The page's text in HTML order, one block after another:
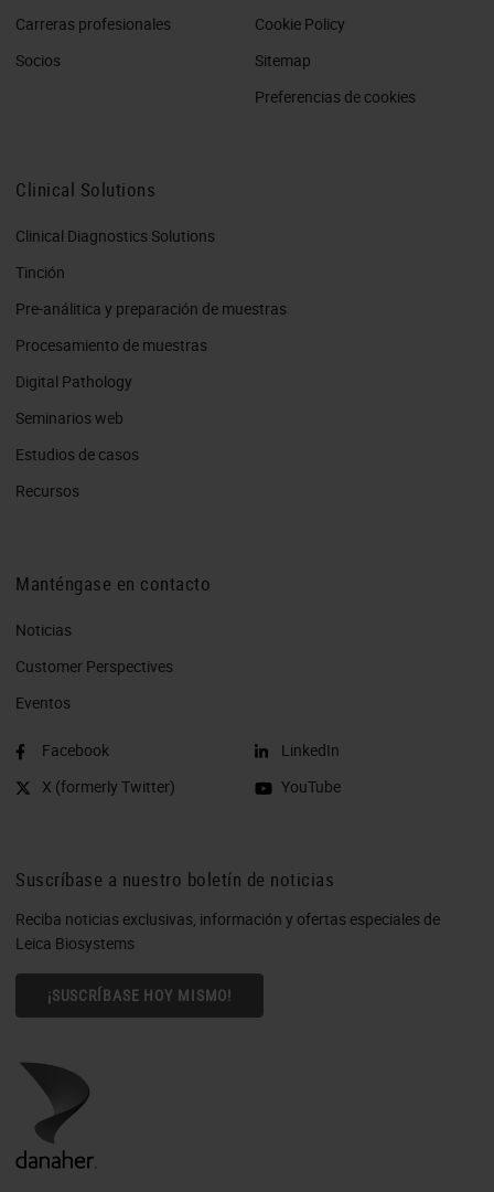
Carreras profesionales
Socios
Cookie Policy
Sitemap
Preferencias de cookies
Clinical Solutions
Clinical Diagnostics Solutions
Tinción
Pre-análitica y preparación de muestras
Procesamiento de muestras
Digital Pathology
Seminarios web
Estudios de casos
Recursos
Manténgase en contacto
Noticias
Customer Perspectives​
Eventos
Facebook
X (formerly Twitter)
LinkedIn
YouTube
Suscríbase a nuestro boletín de noticias
Reciba noticias exclusivas, información y ofertas especiales de
Leica Biosystems
¡SUSCRÍBASE HOY MISMO!